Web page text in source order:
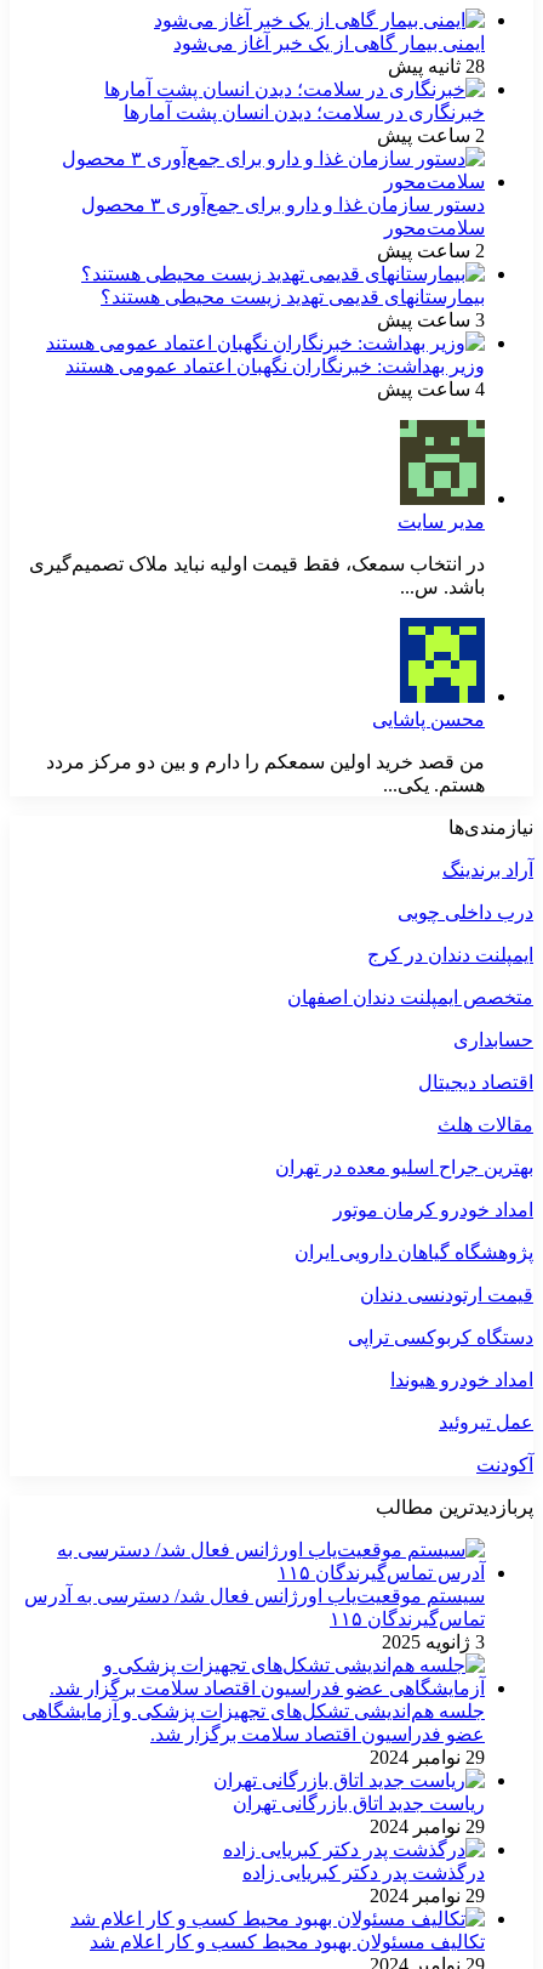
ایمنی بیمار گاهی از یک خبر آغاز می‌شود
28 ثانیه پیش
خبرنگاری در سلامت؛ دیدن انسان پشت آمارها
2 ساعت پیش
دستور سازمان غذا و دارو برای جمع‌آوری ۳ محصول
سلامت‌محور
2 ساعت پیش
بیمارستانهای قدیمی تهدید زیست محیطی هستند؟
3 ساعت پیش
وزیر بهداشت: خبرنگاران نگهبان اعتماد عمومی هستند
4 ساعت پیش
مدیر سایت
در انتخاب سمعک، فقط قیمت اولیه نباید ملاک تصمیم‌گیری
باشد. س...
محسن پاشایی
من قصد خرید اولین سمعکم را دارم و بین دو مرکز مردد
هستم. یکی...
نیازمندی‌ها
آراد برندینگ
درب داخلی چوبی
ایمپلنت دندان در کرج
متخصص ایمپلنت دندان اصفهان
حسابداری
اقتصاد دیجیتال
مقالات هلث
بهترین جراح اسلیو معده در تهران
امداد خودرو کرمان موتور
پژوهشگاه گیاهان دارویی ایران
قیمت ارتودنسی دندان
دستگاه کربوکسی تراپی
امداد خودرو هیوندا
عمل تیروئید
آکودنت
پربازدیدترین مطالب
سیستم موقعیت‌یاب اورژانس فعال شد/ دسترسی به آدرس
تماس‌گیرندگان ۱۱۵
3 ژانویه 2025
جلسه هم‌اندیشی تشکل‌های تجهیزات پزشکی و آزمایشگاهی
عضو فدراسیون اقتصاد سلامت برگزار شد.
29 نوامبر 2024
ریاست جدید اتاق بازرگانی تهران
29 نوامبر 2024
درگذشت پدر دکتر کبریایی زاده
29 نوامبر 2024
تکالیف مسئولان بهبود محیط کسب و کار اعلام شد
29 نوامبر 2024